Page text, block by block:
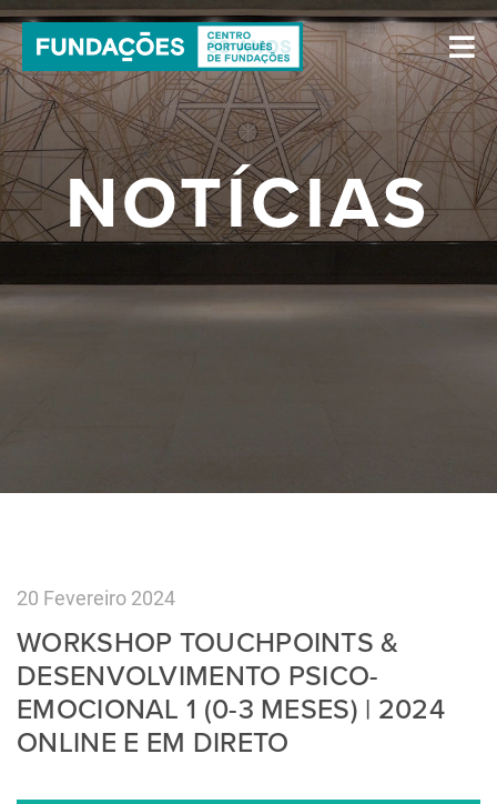
NOTÍCIAS
20 Fevereiro 2024
WORKSHOP TOUCHPOINTS &
DESENVOLVIMENTO PSICO-
EMOCIONAL 1 (0-3 MESES) | 2024
ONLINE E EM DIRETO